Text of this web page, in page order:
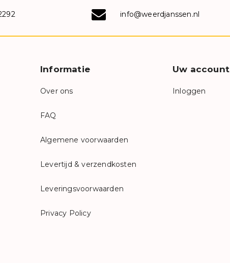
info@weerdjanssen.nl
Informatie
Over ons
FAQ
Algemene voorwaarden
Levertijd & verzendkosten
Leveringsvoorwaarden
Privacy Policy
Uw account
Inloggen